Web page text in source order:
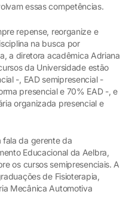
essas competências.
repense, reorganize e
na busca por
a diretora acadêmica Adriana
da Universidade estão
-, EAD semipresencial -
presencial e 70% EAD -, e
organizada presencial e
fala da gerente da
Educacional da Aelbra,
os cursos semipresenciais. A
de Fisioterapia,
Mecânica Automotiva